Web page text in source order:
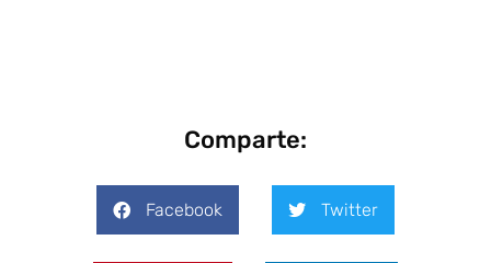
Comparte:
Facebook Twitter